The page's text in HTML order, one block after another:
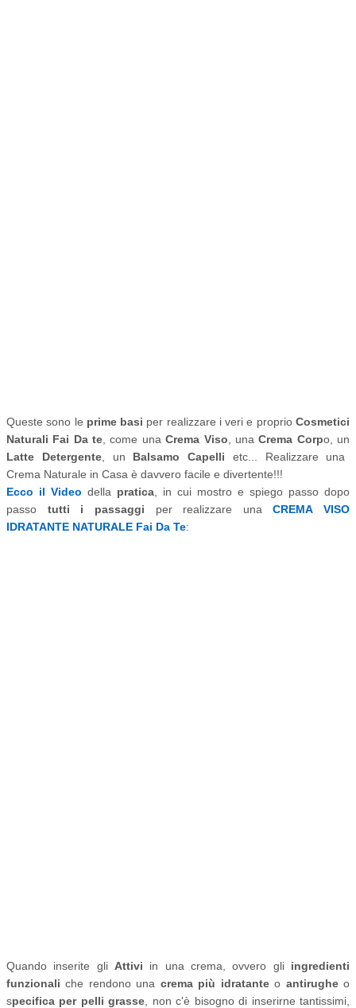
Queste sono le prime basi per realizzare i veri e proprioCosmetici
Naturali Fai Da te , come una Crema Viso , unaCrema Corpo, un
Latte Detergente, un Balsamo Capelli etc... Realizzare una
Crema Naturale in Casa è davvero facile e divertente!!!
Ecco il Video della pratica , in cui mostro e spiego passo dopo
passo tutti i passaggi per realizzare unaCREMA VISO
IDRATANTE NATURALE Fai Da Te:
Quando inserite gli Attivi in una crema, ovvero gli ingredienti
funzionaliche rendono una crema più idratanteo antirugheo
specifica per pelli grasse , non c'è bisogno di inserirne tantissimi,